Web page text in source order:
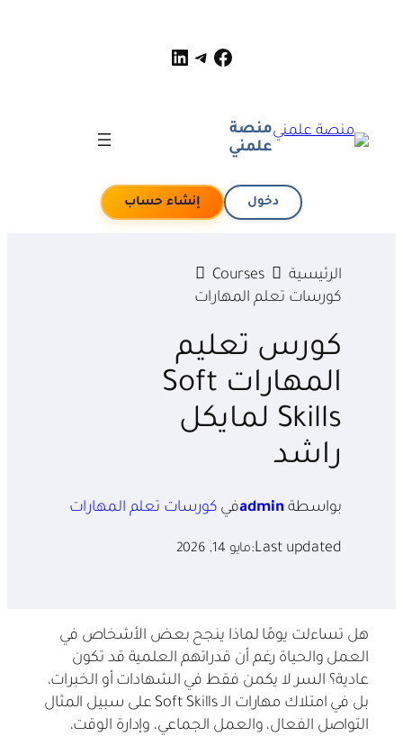
فيسبوك
تيليجرام
لينكد إن
منصة
علمني
دخول إنشاء حساب
الرئيسية
Courses
كورسات تعلم المهارات
كورس تعليم
المهارات Soft
Skills لمايكل
راشد
بواسطة adminفي كورسات تعلم المهارات
Last updated: مايو 14, 2026
هل تساءلت يومًا لماذا ينجح بعض الأشخاص في
العمل والحياة رغم أن قدراتهم العلمية قد تكون
عادية؟ السر لا يكمن فقط في الشهادات أو الخبرات،
بل في امتلاك مهارات الـ Soft Skills على سبيل المثال
التواصل الفعال، والعمل الجماعي، وإدارة الوقت،